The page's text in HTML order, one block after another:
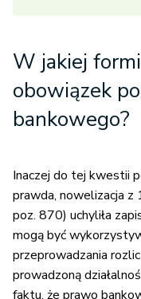
W jakiej
obowiązek
bankowego?
Inaczej do tej kwestii
prawda, nowelizacja
poz. 870) uchyliła
mogą być
przeprowadzania
prowadzoną
faktu, że prawo